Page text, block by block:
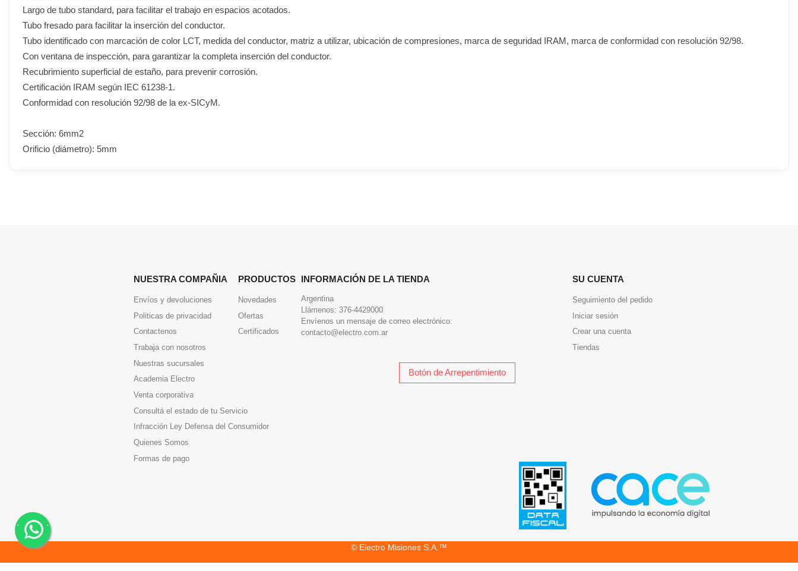
Largo de tubo standard, para facilitar el trabajo en espacios acotados.
Tubo fresado para facilitar la inserción del conductor.
Tubo identificado con marcación de color LCT, medida del conductor, matriz a utilizar, ubicación de compresiones, marca de seguridad IRAM, marca de conformidad con resolución 92/98.
Con ventana de inspección, para garantizar la completa inserción del conductor.
Recubrimiento superficial de estaño, para prevenir corrosión.
Certificación IRAM según IEC 61238-1.
Conformidad con resolución 92/98 de la ex-SICyM.
Sección: 6mm2
Orificio (diámetro): 5mm
NUESTRA COMPAÑIA
Envíos y devoluciones
Politicas de privacidad
Contactenos
Trabaja con nosotros
Nuestras sucursales
Academia Electro
Venta corporativa
Consultá el estado de tu Servicio
Infracción Ley Defensa del Consumidor
Quienes Somos
Formas de pago
PRODUCTOS
Novedades
Ofertas
Certificados
INFORMACIÓN DE LA TIENDA
Argentina
Llámenos: 376-4429000
Envíenos un mensaje de correo electrónico:
contacto@electro.com.ar
SU CUENTA
Seguimiento del pedido
Iniciar sesión
Crear una cuenta
Tiendas
Botón de Arrepentimiento
© Electro Misiones S.A.™
. .